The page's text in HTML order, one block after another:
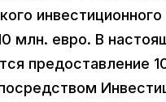
инвестиционного
млн. евро. В
предоставление